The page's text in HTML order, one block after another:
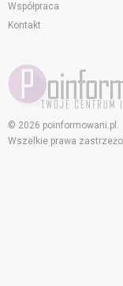
Współpraca
Kontakt
© 2026 poinformowani.pl.
Wszelkie prawa